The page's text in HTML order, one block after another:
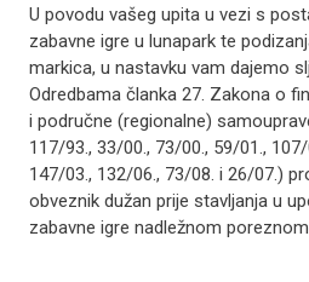
U povodu vašeg upita u vezi s
zabavne igre u lunapark te
markica, u nastavku vam dajemo
Odredbama članka 27. Zakona o
i područne (regionalne)
117/93., 33/00., 73/00., 59/01.,
147/03., 132/06., 73/08. i 26/07.)
obveznik dužan prije stavljanja u
zabavne igre nadležnom